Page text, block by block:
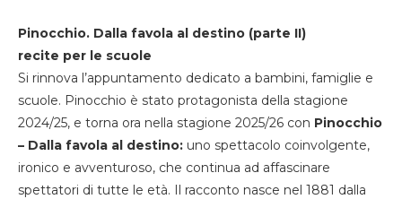
Pinocchio. Dalla favola al destino (parte II)
recite per le scuole
Si rinnova l’appuntamento dedicato a bambini, famiglie e
scuole. Pinocchio è stato protagonista della stagione
2024/25, e torna ora nella stagione 2025/26 con Pinocchio
– Dalla favola al destino: uno spettacolo coinvolgente,
ironico e avventuroso, che continua ad affascinare
spettatori di tutte le età. Il racconto nasce nel 1881 dalla